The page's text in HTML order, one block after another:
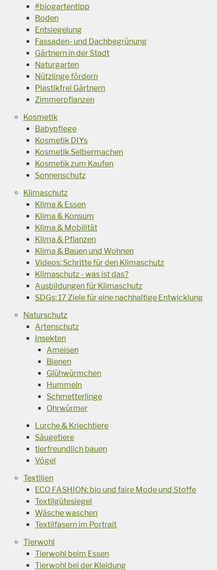
#biogartentipp
Boden
Entsiegelung
Fassaden- und Dachbegrünung
Gärtnern in der Stadt
Naturgarten
Nützlinge fördern
Plastikfrei Gärtnern
Zimmerpflanzen
Kosmetik
Babypflege
Kosmetik DIYs
Kosmetik Selbermachen
Kosmetik zum Kaufen
Sonnenschutz
Klimaschutz
Klima & Essen
Klima & Konsum
Klima & Mobilität
Klima & Pflanzen
Klima & Bauen und Wohnen
Videos: Schritte für den Klimaschutz
Klimaschutz - was ist das?
Ausbildungen für Klimaschutz
SDGs: 17 Ziele für eine nachhaltige Entwicklung
Naturschutz
Artenschutz
Insekten
Ameisen
Bienen
Glühwürmchen
Hummeln
Schmetterlinge
Ohrwürmer
Lurche & Kriechtiere
Säugetiere
tierfreundlich bauen
Vögel
Textilien
ECO FASHION: bio und faire Mode und Stoffe
Textilgütesiegel
Wäsche waschen
Textilfasern im Portrait
Tierwohl
Tierwohl beim Essen
Tierwohl bei der Kleidung